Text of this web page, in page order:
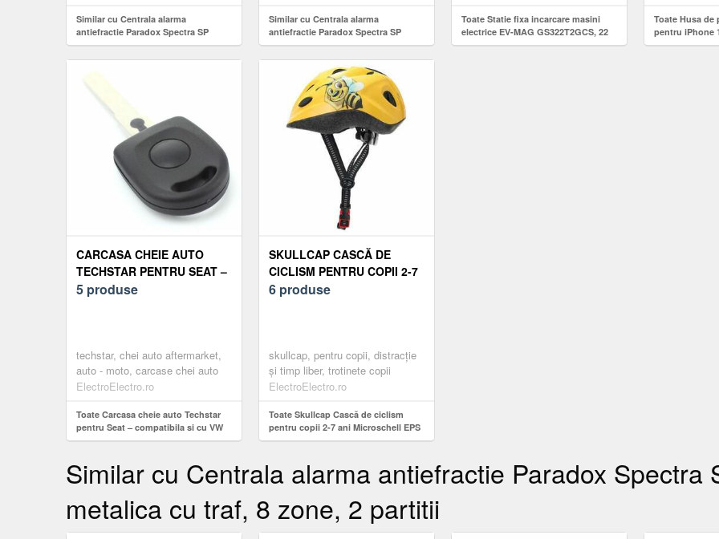
Similar cu Centrala alarma
antiefractie Paradox Spectra SP
6000+K32LCD+
Similar cu Centrala alarma
antiefractie Paradox Spectra SP
6000+TM50 Touchscreen
Toate Statie fixa incarcare masini
electrice EV-MAG GS322T2GCS, 22
kW, Type 2, trifazat, montaj pe stativ
Toate Husa de
pentru iPhone
control al
CARCASA CHEIE AUTO
TECHSTAR PENTRU SEAT –
COMPATIBILA SI CU VW
5 produse
techstar, chei auto aftermarket,
auto - moto, carcase chei auto
ElectroElectro.ro
Toate Carcasa cheie auto Techstar
pentru Seat – compatibila si cu VW
Passat, Golf, Polo, Skoda
SKULLCAP CASCĂ DE
CICLISM PENTRU COPII 2-7
ANI MICROSCHELL EPS
6 produse
skullcap, pentru copii, distracție
și timp liber, trotinete copii
ElectroElectro.ro
Toate Skullcap Cască de ciclism
pentru copii 2-7 ani Microschell EPS
interior Sistem de ventilație
Similar cu Centrala alarma antiefractie Paradox Spectra
metalica cu traf, 8 zone, 2 partitii